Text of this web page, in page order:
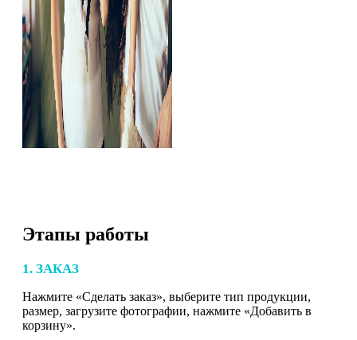
Этапы работы
1. ЗАКАЗ
Нажмите «Сделать заказ», выберите тип продукции,
размер, загрузите фотографии, нажмите «Добавить в
корзину».